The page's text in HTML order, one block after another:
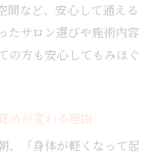
間など、安心して通える
たサロン選びや施術内容
の方も安心してもみほぐ
めが変わる理由
、「身体が軽くなって起